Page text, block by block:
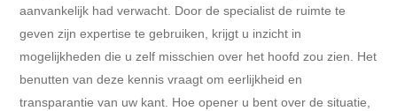
aanvankelijk had verwacht. Door de specialist de ruimte te
geven zijn expertise te gebruiken, krijgt u inzicht in
mogelijkheden die u zelf misschien over het hoofd zou zien. Het
benutten van deze kennis vraagt om eerlijkheid en
transparantie van uw kant. Hoe opener u bent over de situatie,